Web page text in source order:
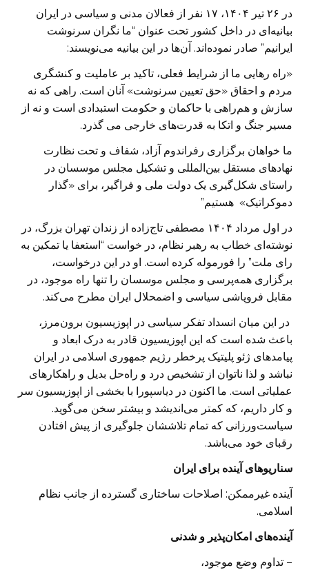
در ۲۶ تیر ۱۴۰۴، ۱۷ نفر از فعالان مدنی و سیاسی در ایران
بیانیه‌ای در داخل کشور تحت عنوان “ما نگران سرنوشت
ایرانیم” صادر نموده‌اند‌. آن‌ها در این بیانیه می‌نویسند:
«راه رهایی ما از شرایط فعلی، تاکید بر عاملیت و کنشگری
مردم و احقاق «حق تعیین سرنوشت» آنان است. راهی که نه
سازش و هم‌راهی با حاکمان ‌و‌ حکومت استبدادی است و نه از
مسیر جنگ و اتکا به قدرت‌های خارجی می گذرد.
ما خواهان برگزاری رفراندوم آزاد، شفاف و تحت نظارت
نهادهای مستقل بین‌المللی و تشکیل مجلس موسسان در
راستای شکل‌گیری یک دولت ملی و فراگیر، برای «گذار
دموکراتیک» هستیم”
در اول مرداد ۱۴۰۴ مصطفی تاج‌زاده از زندان تهران بزرگ، در
نوشته‌ای خطاب به رهبر نظام، در خواست “‌استعفا یا تمکین به
رای ملت” را فورموله کرده است. او در این درخواست،
برگزاری همه‌پرسی و مجلس موسسان را تنها راه موجود، در
مقابل فروپاشی سیاسی و اضمحلال ایران مطرح می‌کند.
در این میان انسداد تفکر سیاسی در اپوزیسیون برون‌مرز،
باعث شده است که این اپوزیسیون قادر به درک ابعاد و
پیامدهای ژئو پلیتیک پرخطر رژیم جمهوری اسلامی در ایران
نباشد و لذا ناتوان از تشخیص درد و راه‌حل بدیل و راهکارهای
عملیاتی است. ما اکنون در دیاسپورا با بخشی از اپوزیسیون سر
و کار داریم، که کمتر می‌اندیشد و بیشتر سخن می‌گوید.
سیاست‌ورزانی که تمام تلاششان جلوگیری از پیش افتادن
رقبای خود می‌باشد.
سناریوهای آینده برای ایران
آینده غیرممکن: اصلاحات ساختاری گسترده از جانب نظام
اسلامی.
آینده‌های امکان‌پذیر و شدنی
– تداوم وضع موجود،